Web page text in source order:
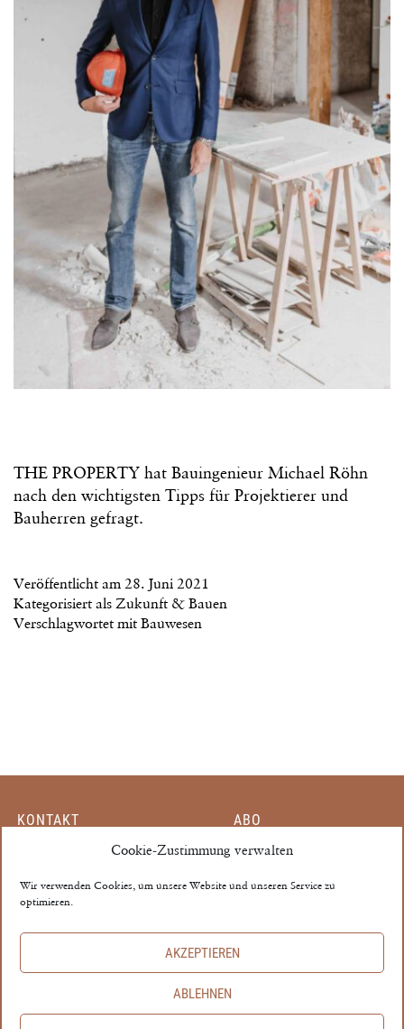
Cookie-Zustimmung verwalten
Wir verwenden Cookies, um unsere Website und unseren Service zu
optimieren.
AKZEPTIEREN
ABLEHNEN
THE PROPERTY hat Bauingenieur Michael Röhn
nach den wichtigsten Tipps für Projektierer und
Bauherren gefragt.
Veröffentlicht am 28. Juni 2021
Kategorisiert als Zukunft & Bauen
Verschlagwortet mit Bauwesen
KONTAKT
PARTNER
MEDIADATEN
ABO
EINZELHEFT
MEIN KONTO
IMPRESSUM